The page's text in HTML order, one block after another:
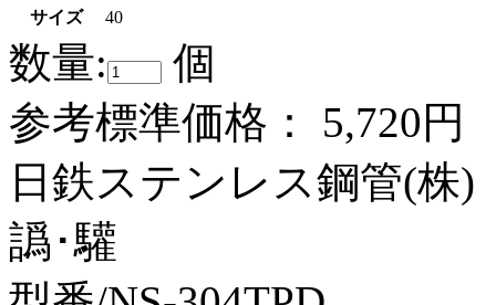
サイズ
40
数量:
個
参考標準価格：
5,720円
日鉄ステンレス鋼管(株)
譌･驩